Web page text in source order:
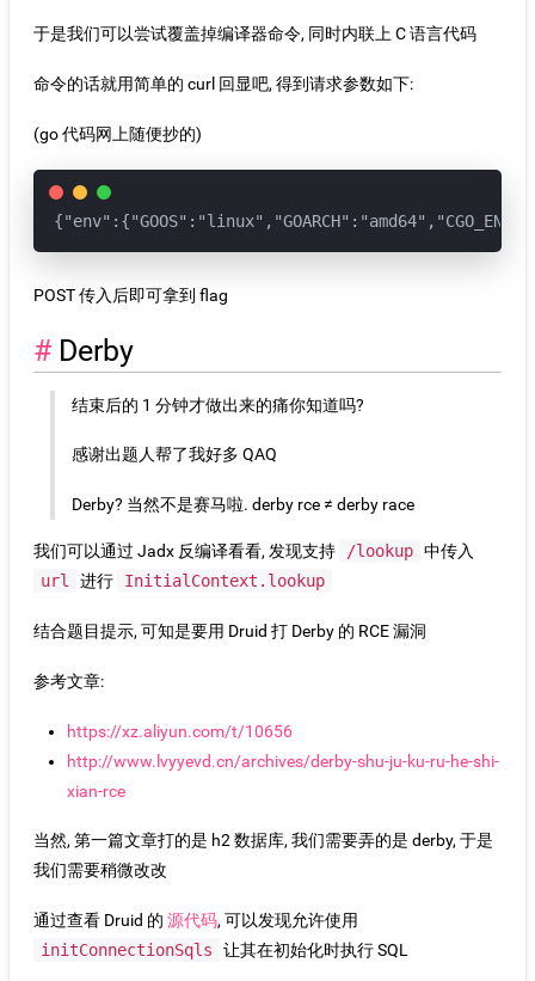
于是我们可以尝试覆盖掉编译器命令, 同时内联上 C 语言代码
命令的话就用简单的 curl 回显吧, 得到请求参数如下:
(go 代码网上随便抄的)
POST 传入后即可拿到 flag
Derby
结束后的 1 分钟才做出来的痛你知道吗?
感谢出题人帮了我好多 QAQ
Derby? 当然不是赛马啦. derby rce ≠ derby race
我们可以通过 Jadx 反编译看看, 发现支持 /lookup 中传入
url
进行 InitialContext.lookup
结合题目提示, 可知是要用 Druid 打 Derby 的 RCE 漏洞
参考文章:
https://xz.aliyun.com/t/10656
http://www.lvyyevd.cn/archives/derby-shu-ju-ku-ru-he-shi-
xian-rce
当然, 第一篇文章打的是 h2 数据库, 我们需要弄的是 derby, 于是
我们需要稍微改改
通过查看 Druid 的 源代码, 可以发现允许使用
initConnectionSqls
让其在初始化时执行 SQL